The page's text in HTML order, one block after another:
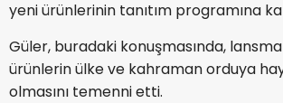
yeni ürünlerinin tanıtım programına
Güler, buradaki konuşmasında,
ürünlerin ülke ve kahraman orduya
olmasını temenni etti.